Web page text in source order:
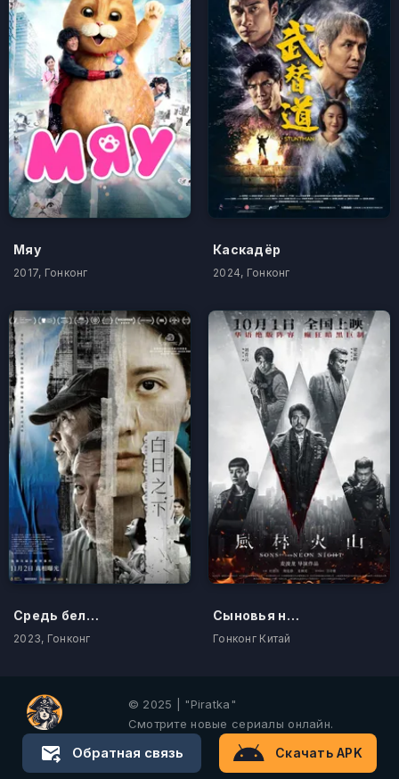
Мяу
2017, Гонконг
Каскадёр
2024, Гонконг
Средь бела дня
2023, Гонконг
Сыновья неоновой ночи
Гонконг Китай
© 2025 | "Piratka"
Смотрите новые сериалы онлайн.
Обратная связь Скачать APK